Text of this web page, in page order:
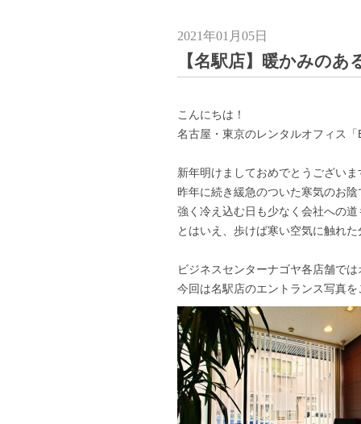
2021年01月05日
【名駅店】暖かみの
こんにちは！
名古屋・東京のレンタルオフィス
新年明けましておめでとうございま
昨年に続き緩急のついた寒気のお
強く冷え込む日も少なく会社への
とはいえ、歩けば寒い空気に触れ
ビジネスセンターナゴヤ各店舗で
今回は名駅店のエントランス写真